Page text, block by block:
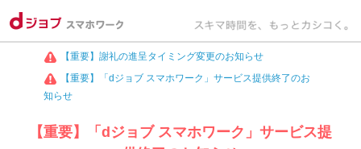
【重要】謝礼の進呈タイミング変更のお知らせ
【重要】「dジョブ スマホワーク」サービス提供終了のお
知らせ
【重要】「dジョブ スマホワーク」サービス提